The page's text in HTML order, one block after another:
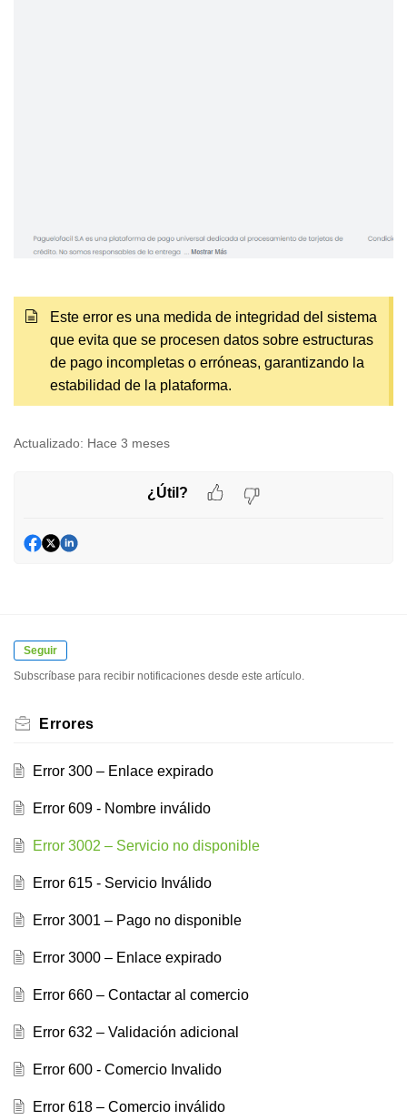
Este error es una medida de integridad del sistema
que evita que se procesen datos sobre estructuras
de pago incompletas o erróneas, garantizando la
estabilidad de la plataforma.
Actualizado: Hace 3 meses
¿Útil?
Seguir
Subscríbase para recibir notificaciones desde este artículo.
Errores
Error 300 – Enlace expirado
Error 609 - Nombre inválido
Error 3002 – Servicio no disponible
Error 615 - Servicio Inválido
Error 3001 – Pago no disponible
Error 3000 – Enlace expirado
Error 660 – Contactar al comercio
Error 632 – Validación adicional
Error 600 - Comercio Invalido
Error 618 – Comercio inválido